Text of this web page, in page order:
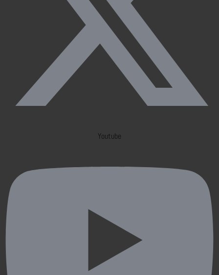
Youtube